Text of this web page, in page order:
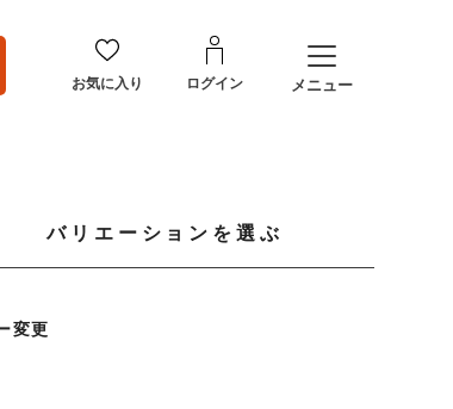
お気に入り ログイン メニュー
バリエーションを選ぶ
変更